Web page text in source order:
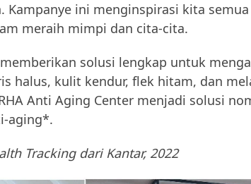
Kampanye ini menginspirasi kita
meraih mimpi dan cita-cita.
solusi lengkap untuk
halus, kulit kendur, flek hitam, dan
Anti Aging Center menjadi solusi
aging*.
Tracking dari Kantar, 2022